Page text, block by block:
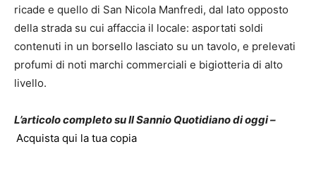
ricade e quello di San Nicola Manfredi, dal lato opposto
della strada su cui affaccia il locale: asportati soldi
contenuti in un borsello lasciato su un tavolo, e prelevati
profumi di noti marchi commerciali e bigiotteria di alto
livello.
L’articolo completo su Il Sannio Quotidiano di oggi –
Acquista qui la tua copia